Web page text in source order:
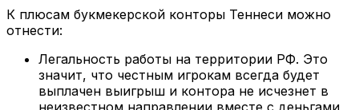
К плюсам букмекерской конторы Теннеси можно
отнести:
Легальность работы на территории РФ. Это
значит, что честным игрокам всегда будет
выплачен выигрыш и контора не исчезнет в
неизвестном направлении вместе с деньгами